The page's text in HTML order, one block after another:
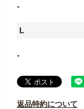
-
L
-
返品特約について